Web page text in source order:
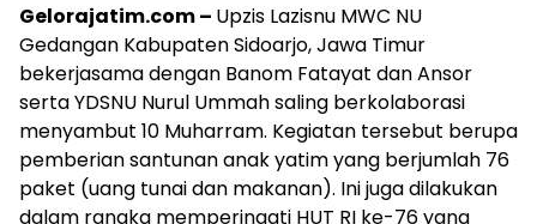
Gelorajatim.com – Upzis Lazisnu MWC NU
Gedangan Kabupaten Sidoarjo, Jawa Timur
bekerjasama dengan Banom Fatayat dan Ansor
serta YDSNU Nurul Ummah saling berkolaborasi
menyambut 10 Muharram. Kegiatan tersebut berupa
pemberian santunan anak yatim yang berjumlah 76
paket (uang tunai dan makanan). Ini juga dilakukan
dalam rangka memperingati HUT RI ke-76 yang